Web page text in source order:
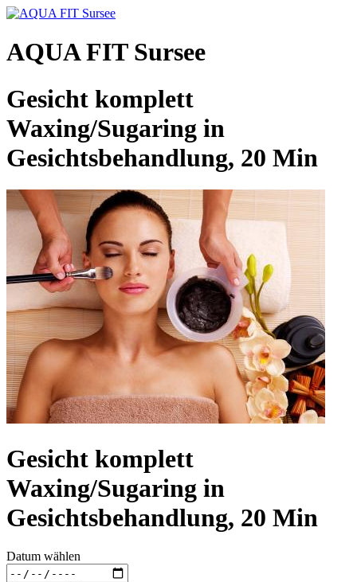
AQUA FIT Sursee
Gesicht komplett
Waxing/Sugaring in
Gesichtsbehandlung, 20 Min
Gesicht komplett
Waxing/Sugaring in
Gesichtsbehandlung, 20 Min
Datum wählen